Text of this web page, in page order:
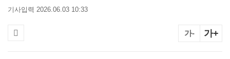
기사입력 2026.06.03 10:33
가- 가+